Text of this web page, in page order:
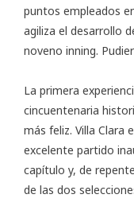
puntos empleados
agiliza el desarrollo
noveno inning.
La primera
cincuentenaria
más feliz. Villa Clara
excelente partido
capítulo y, de
de las dos